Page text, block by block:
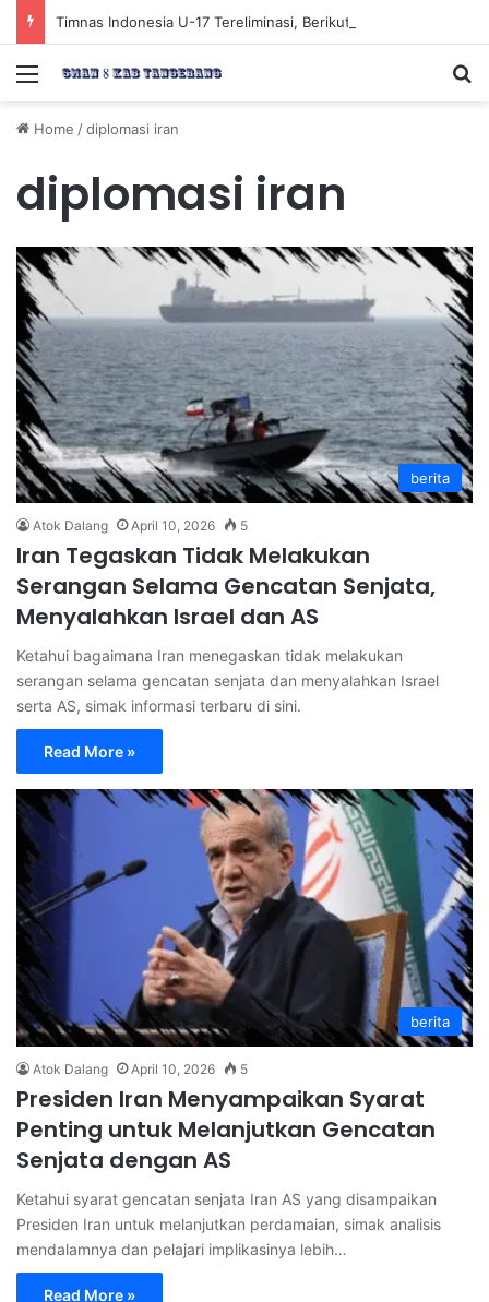
Menu
Home /diplomasi iran
diplomasi iran
berita
Atok Dalang April 10, 2026 5
Iran Tegaskan Tidak Melakukan
Serangan Selama Gencatan Senjata,
Menyalahkan Israel dan AS
Ketahui bagaimana Iran menegaskan tidak melakukan
serangan selama gencatan senjata dan menyalahkan Israel
serta AS, simak informasi terbaru di sini.
Read More »
berita
Atok Dalang April 10, 2026 5
Presiden Iran Menyampaikan Syarat
Penting untuk Melanjutkan Gencatan
Senjata dengan AS
Ketahui syarat gencatan senjata Iran AS yang disampaikan
Presiden Iran untuk melanjutkan perdamaian, simak analisis
mendalamnya dan pelajari implikasinya lebih…
Read More »